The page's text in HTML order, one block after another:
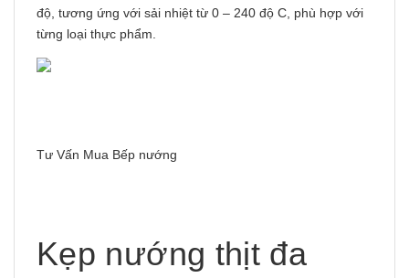
độ, tương ứng với sải nhiệt từ 0 – 240 độ C, phù hợp với
từng loại thực phẩm.
Tư Vấn Mua Bếp nướng
Kẹp nướng thịt đa